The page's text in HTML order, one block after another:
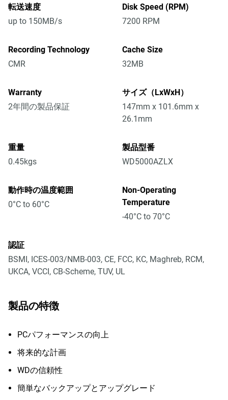
転送速度
up to 150MB/s
Disk Speed (RPM)
7200 RPM
Recording Technology
CMR
Cache Size
32MB
Warranty
2年間の製品保証
サイズ（LxWxH）
147mm x 101.6mm x
26.1mm
重量
0.45kgs
製品型番
WD5000AZLX
動作時の温度範囲
0°C to 60°C
Non-Operating
Temperature
-40°C to 70°C
認証
BSMI, ICES-003/NMB-003, CE, FCC, KC, Maghreb, RCM,
UKCA, VCCI, CB-Scheme, TUV, UL
製品の特徴
PCパフォーマンスの向上
将来的な計画
WDの信頼性
簡単なバックアップとアップグレード